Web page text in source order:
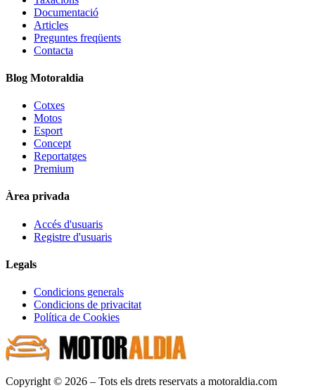
Documentació
Articles
Preguntes freqüents
Contacta
Blog Motoraldia
Cotxes
Motos
Esport
Concept
Reportatges
Premium
Àrea privada
Accés d'usuaris
Registre d'usuaris
Legals
Condicions generals
Condicions de privacitat
Política de Cookies
Copyright © 2026 – Tots els drets reservats a motoraldia.com